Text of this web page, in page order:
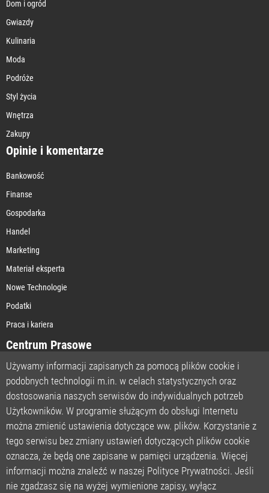
Dom i ogród
Gwiazdy
Kulinaria
Moda
Podróże
Styl życia
Wnętrza
Zakupy
Opinie i komentarze
Bankowość
Finanse
Gospodarka
Handel
Marketing
Materiał eksperta
Nowe Technologie
Podatki
Praca i kariera
Centrum Prasowe
STRONA GŁÓWNA
O NAS
POLITYKA PRYWATNOŚCI
REGULAMIN
LICENCJA
REJESTRACJA
Używamy informacji zapisanych za pomocą plików cookie i
podobnych technologii m.in. w celach statystycznych oraz
dostosowania naszych serwisów do indywidualnych potrzeb
Użytkowników. W programie służącym do obsługi Internetu
można zmienić ustawienia dotyczące ww. plików. Korzystanie z
tego serwisu bez zmiany ustawień dotyczących plików cookie
oznacza, że będą one zapisane w pamięci urządzenia. Więcej
informacji można znaleźć w naszej Polityce Prywatności. Jeśli
nie zgadzasz się na wyżej wymienione zapisy, wyłącz